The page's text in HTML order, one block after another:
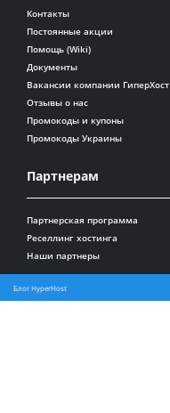
Контакты
Постоянные акции
Помощь (Wiki)
Документы
Вакансии компании ГиперХост
Отзывы о нас
Промокоды и купоны
Промокоды Украины
Партнерам
Партнерская программа
Реселлинг хостинга
Наши партнеры
Блог HyperHost